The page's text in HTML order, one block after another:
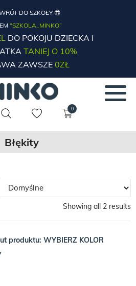
DO SZKOŁY 😎
“SZKOLA_MINKO”
DO POKOJU DZIECKA I
TANIEJ O 10%
ZAWSZE 0ZŁ
0
Błękity
Showing all 2 results
produktu: WYBIERZ KOLOR